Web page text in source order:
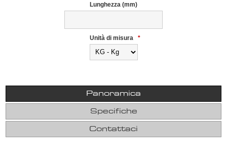
Lunghezza (mm)
Unità di misura *
Panoramica
Specifiche
Contattaci